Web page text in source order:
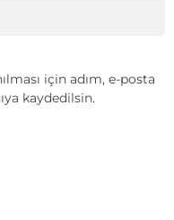
için adım, e-posta
kaydedilsin.